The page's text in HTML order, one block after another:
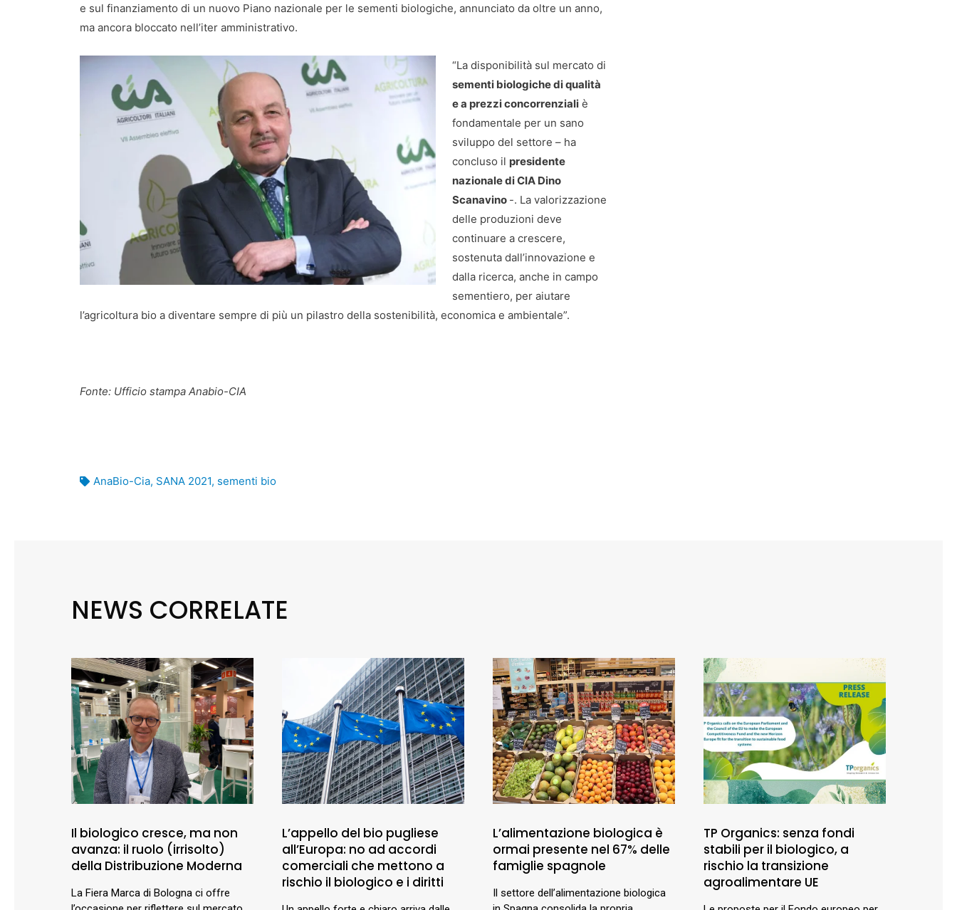
e sul finanziamento di un nuovo Piano nazionale per le sementi biologiche, annunciato da oltre un anno,
ma ancora bloccato nell’iter amministrativo.
“La disponibilità sul mercato di
sementi biologiche di qualità
e a prezzi concorrenzialiè
fondamentale per un sano
sviluppo del settore – ha
concluso il presidente
nazionale di CIA Dino
Scanavino -. La valorizzazione
delle produzioni deve
continuare a crescere,
sostenuta dall’innovazione e
dalla ricerca, anche in campo
sementiero, per aiutare
l’agricoltura bio a diventare sempre di più un pilastro della sostenibilità, economica e ambientale”.
Fonte: Ufficio stampa Anabio-CIA
AnaBio-Cia, SANA 2021, sementi bio
NEWS CORRELATE
Il biologico cresce, ma non
avanza: il ruolo (irrisolto)
della Distribuzione Moderna
La Fiera Marca di Bologna ci offre
L’appello del bio pugliese
all’Europa: no ad accordi
comerciali che mettono a
rischio il biologico e i diritti
L’alimentazione biologica è
ormai presente nel 67% delle
famiglie spagnole
Il settore dell’alimentazione biologica
TP Organics: senza fondi
stabili per il biologico, a
rischio la transizione
agroalimentare UE